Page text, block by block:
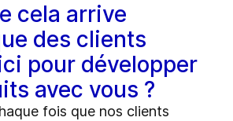
cela arrive
des clients
pour développer
avec vous ?
fois que nos clients